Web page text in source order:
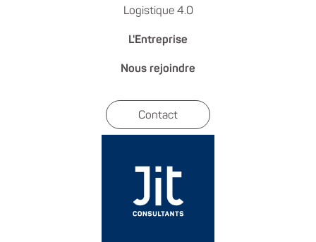
Logistique 4.0
L'Entreprise
Nous rejoindre
Contact